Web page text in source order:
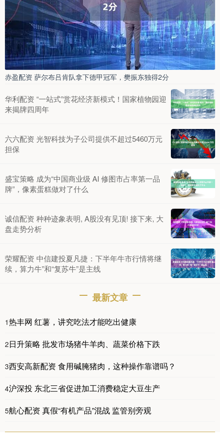
赤盈配资 萨尔布吕肯队拿下德甲冠军，樊振东独得2分
华利配资 “一站式”赏花经济新模式！国家植物园迎
来揭牌四周年
六六配资 光智科技为子公司提供不超过5460万元
担保
盛宝策略 成为“中国商业级 AI 修图市占率第一品
牌”，像素蛋糕做对了什么
诚信配资 种种迹象表明, A股没有见顶! 接下来, 大
盘走势分析
荣耀配资 中信建投夏凡捷：下半年牛市行情将继
续，算力牛”和“复苏牛”是主线
最新文章
1热丰网 红薯，讲究吃法才能吃出健康
2日升策略 批发市场猪牛羊肉、蔬菜价格下跌
3西安高新配资 食用碱腌猪肉，这种操作靠谱吗？
4沪深投 东北三省促进加工消费稳定大豆生产
5航心配资 真假“有机产品”混战 监管别旁观